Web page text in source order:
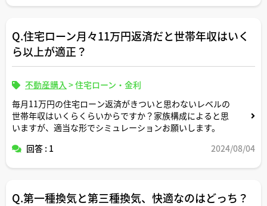
Q.住宅ローン月々11万円返済だと世帯年収はいく
ら以上が適正？
不動産購入 >住宅ローン・金利
毎月11万円の住宅ローン返済がきついと思わないレベルの
世帯年収はいくらくらいからですか？家族構成によると思
いますが、適当な形でシミュレーションお願いします。
回答 : 1
2024/08/04
Q.第一種換気と第三種換気、快適なのはどっち？